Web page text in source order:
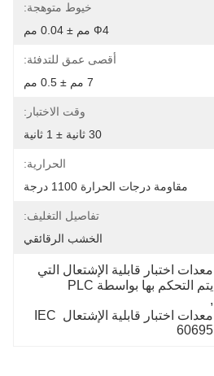
خيوط متوهجة:
Ф4 مم ± 0.04 مم
أقصى عمق للتدفئة:
وقت الاختبار:
30 ثانية ± 1 ثانية
الحرارية:
مقاومة درجات الحرارة 1100 درجة
تفاصيل التغليف:
الخشب الرقائقي
معدات اختبار قابلية الإشتعال التي
يتم التحكم بها بواسطة PLC
,
معدات اختبار قابلية الإشتعال IEC
60695